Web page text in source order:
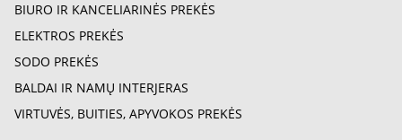
BIURO IR KANCELIARINĖS PREKĖS
ELEKTROS PREKĖS
SODO PREKĖS
BALDAI IR NAMŲ INTERJERAS
VIRTUVĖS, BUITIES, APYVOKOS PREKĖS